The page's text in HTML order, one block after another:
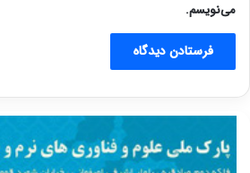
می‌نویسم.